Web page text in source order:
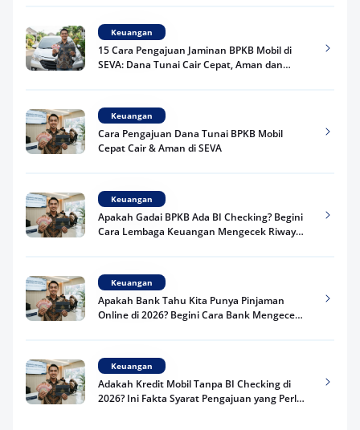
Keuangan
15 Cara Pengajuan Jaminan BPKB Mobil di
SEVA: Dana Tunai Cair Cepat, Aman dan
Keuangan
Cara Pengajuan Dana Tunai BPKB Mobil
Cepat Cair & Aman di SEVA
Keuangan
Apakah Gadai BPKB Ada BI Checking? Begini
Cara Lembaga Keuangan Mengecek Riwayat
Keuangan
Apakah Bank Tahu Kita Punya Pinjaman
Online di 2026? Begini Cara Bank Mengecek
Keuangan
Adakah Kredit Mobil Tanpa BI Checking di
2026? Ini Fakta Syarat Pengajuan yang Perlu